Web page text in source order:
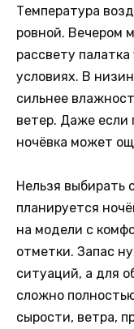
Температура
ровной. Вечером
рассвету
условиях. В
сильнее
ветер. Даже если
ночёвка может
Нельзя выбирать
планируется
на модели с
отметки. Запас
ситуаций, а для
сложно
сырости, ветра,